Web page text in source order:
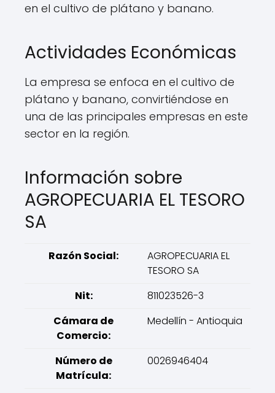
en el cultivo de plátano y banano.
Actividades Económicas
La empresa se enfoca en el cultivo de
plátano y banano, convirtiéndose en
una de las principales empresas en este
sector en la región.
Información sobre
AGROPECUARIA EL TESORO
SA
Razón Social:
AGROPECUARIA EL
TESORO SA
Nit:
811023526-3
Cámara de
Comercio:
Medellín - Antioquia
Número de
Matrícula:
0026946404